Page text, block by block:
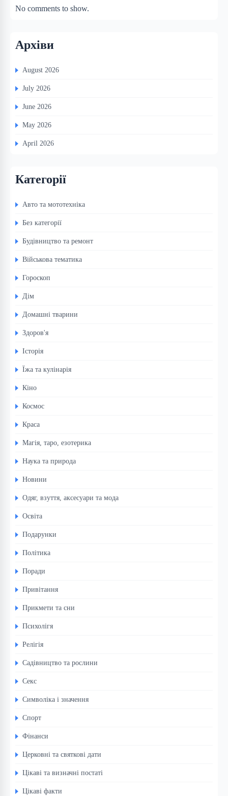
No comments to show.
Архіви
August 2026
July 2026
June 2026
May 2026
April 2026
Категорії
Авто та мототехніка
Без категорії
Будівництво та ремонт
Військова тематика
Гороскоп
Дім
Домашні тварини
Здоров'я
Історія
Їжа та кулінарія
Кіно
Космос
Краса
Магія, таро, езотерика
Наука та природа
Новини
Одяг, взуття, аксесуари та мода
Освіта
Подарунки
Політика
Поради
Привітання
Прикмети та сни
Психолігя
Релігія
Садівництво та рослини
Секс
Символіка і значення
Спорт
Фінанси
Церковні та святкові дати
Цікаві та визначні постаті
Цікаві факти